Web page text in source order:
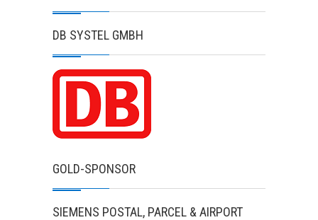
DB SYSTEL GMBH
GOLD-SPONSOR
SIEMENS POSTAL, PARCEL & AIRPORT